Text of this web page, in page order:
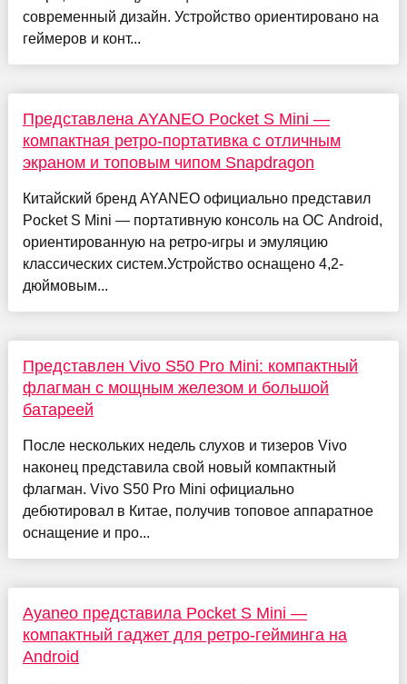
современный дизайн. Устройство ориентировано на
геймеров и конт...
Представлена AYANEO Pocket S Mini —
компактная ретро-портативка с отличным
экраном и топовым чипом Snapdragon
Китайский бренд AYANEO официально представил
Pocket S Mini — портативную консоль на ОС Android,
ориентированную на ретро-игры и эмуляцию
классических систем.Устройство оснащено 4,2-
дюймовым...
Представлен Vivo S50 Pro Mini: компактный
флагман с мощным железом и большой
батареей
После нескольких недель слухов и тизеров Vivo
наконец представила свой новый компактный
флагман. Vivo S50 Pro Mini официально
дебютировал в Китае, получив топовое аппаратное
оснащение и про...
Ayaneo представила Pocket S Mini —
компактный гаджет для ретро-гейминга на
Android